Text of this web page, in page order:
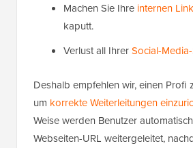
Machen Sie Ihre internen
kaputt.
Verlust all IhrerSocial-
Deshalb empfehlen wir, einen Profi
um korrekte Weiterleitungen
Weise werden Benutzer
Webseiten-URL weitergeleitet,